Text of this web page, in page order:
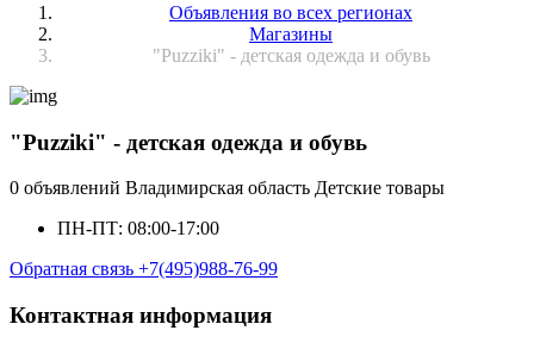
Объявления во всех регионах
Магазины
"Puzziki" - детская одежда и обувь
"Puzziki" - детская одежда и обувь
0 объявлений Владимирская область Детские товары
ПН-ПТ: 08:00-17:00
Обратная связь +7(495)988-76-99
Контактная информация